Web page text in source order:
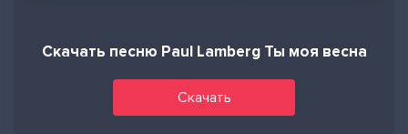
Скачать песню Paul Lamberg Ты моя весна
Скачать